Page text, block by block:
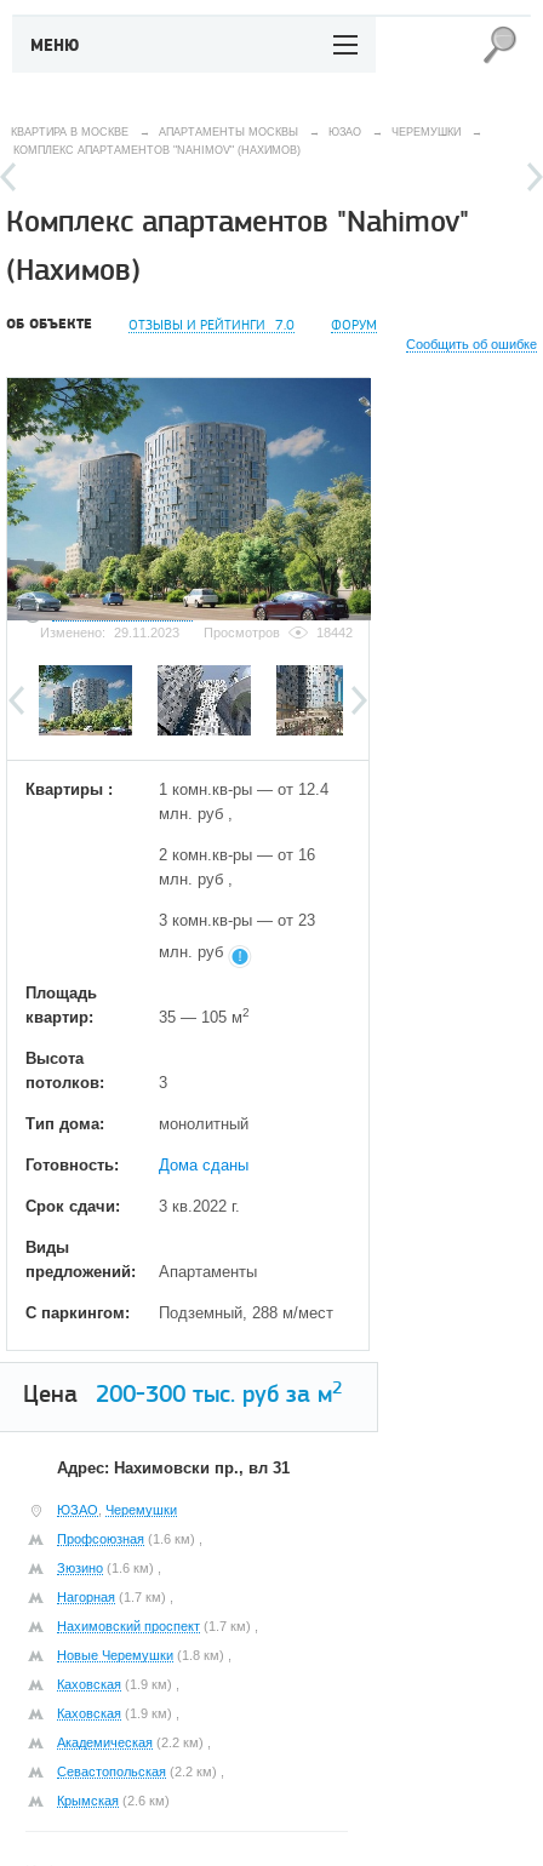
МЕНЮ
КВАРТИРА В МОСКВЕ → АПАРТАМЕНТЫ МОСКВЫ → ЮЗАО → ЧЕРЕМУШКИ
→
КОМПЛЕКС АПАРТАМЕНТОВ "NAHIMOV" (НАХИМОВ)
Комплекс апартаментов "Nahimov"
(Нахимов)
ОБ ОБЪЕКТЕ ОТЗЫВЫ И РЕЙТИНГИ 7.0 ФОРУМ
Сообщить об ошибке
Добавить фотографию
Изменено:
29.11.2023 Просмотров 18442
Квартиры :
1 комн.кв-ры — от 12.4
млн. руб ,
2 комн.кв-ры — от 16
млн. руб ,
3 комн.кв-ры — от 23
млн. руб
Площадь
квартир:
35 — 105 м2
Высота
потолков:
3
Тип дома: монолитный
Готовность: Дома сданы
Срок сдачи: 3 кв.2022 г.
Виды
предложений:
Апартаменты
С паркингом: Подземный, 288 м/мест
Цена 200-300 тыс. руб за м2
Адрес: Нахимовски пр., вл 31
ЮЗАО Черемушки
Профсоюзная (1.6 км) ,
Зюзино (1.6 км) ,
Нагорная (1.7 км) ,
Нахимовский проспект (1.7 км) ,
Новые Черемушки (1.8 км) ,
Каховская (1.9 км) ,
Каховская (1.9 км) ,
Академическая (2.2 км) ,
Севастопольская (2.2 км) ,
Крымская (2.6 км)